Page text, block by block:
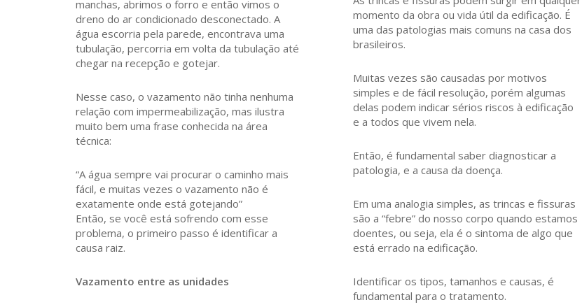
manchas, abrimos o forro e então vimos o
dreno do ar condicionado desconectado. A
água escorria pela parede, encontrava uma
tubulação, percorria em volta da tubulação até
chegar na recepção e gotejar.
Nesse caso, o vazamento não tinha nenhuma
relação com impermeabilização, mas ilustra
muito bem uma frase conhecida na área
técnica:
“A água sempre vai procurar o caminho mais
fácil, e muitas vezes o vazamento não é
exatamente onde está gotejando”
Então, se você está sofrendo com esse
problema, o primeiro passo é identificar a
causa raiz.
Vazamento entre as unidades
momento da obra ou vida útil da edificação. É
uma das patologias mais comuns na casa dos
brasileiros.
Muitas vezes são causadas por motivos
simples e de fácil resolução, porém algumas
delas podem indicar sérios riscos à edificação
e a todos que vivem nela.
Então, é fundamental saber diagnosticar a
patologia, e a causa da doença.
Em uma analogia simples, as trincas e fissuras
são a “febre” do nosso corpo quando estamos
doentes, ou seja, ela é o sintoma de algo que
está errado na edificação.
Identificar os tipos, tamanhos e causas, é
fundamental para o tratamento.